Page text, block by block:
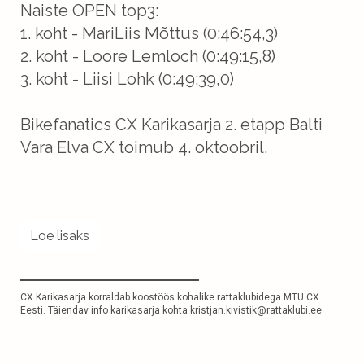
Naiste OPEN top3:
1. koht - MariLiis Mõttus (0:46:54,3)
2. koht - Loore Lemloch (0:49:15,8)
3. koht - Liisi Lohk (0:49:39,0)
Bikefanatics CX Karikasarja 2. etapp Balti
Vara Elva CX toimub 4. oktoobril.
Loe lisaks
CX Karikasarja korraldab koostöös kohalike rattaklubidega MTÜ CX
Eesti. Täiendav info karikasarja kohta kristjan.kivistik@rattaklubi.ee